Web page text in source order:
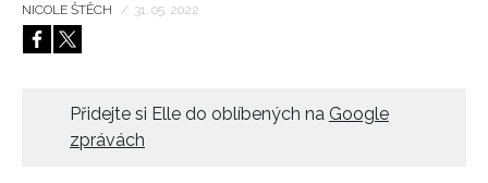
HOME
NICOLE ŠTĚCH / 31. 05. 2022
Přidejte si Elle do oblíbených na Google
zprávách